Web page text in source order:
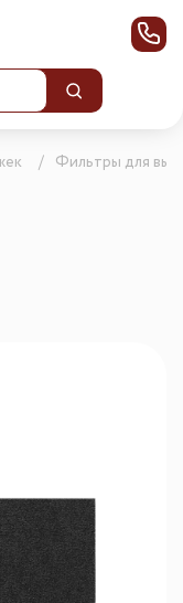
Фильтры для